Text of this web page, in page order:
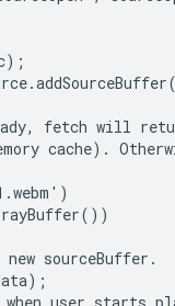
fetch will
cache).
sourceBuffer.